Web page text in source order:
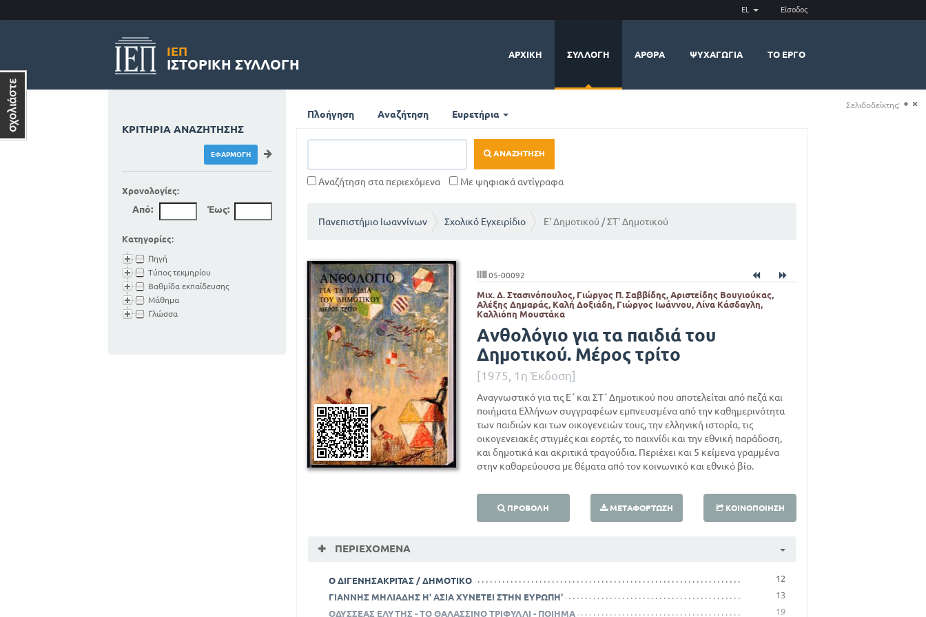
EL Είσοδος
ΙΕΠ
ΙΣΤΟΡΙΚΉ ΣΥΛΛΟΓΉ
ΑΡΧΙΚΉ ΣΥΛΛΟΓΉ ΆΡΘΡΑ ΨΥΧΑΓΩΓΊΑ ΤΟ ΈΡΓΟ
Πλοήγηση Αναζήτηση Ευρετήρια
ΑΝΑΖΉΤΗΣΗ
Αναζήτηση στα περιεχόμενα Με ψηφιακά αντίγραφα
Πανεπιστήμιο Ιωαννίνων Σχολικό Εγχειρίδιο Ε' Δημοτικού / ΣΤ' Δημοτικού
05-00092
Μιχ. Δ. Στασινόπουλος, Γιώργος Π. Σαββίδης, Αριστείδης Βουγιούκας,
Αλέξης Δημαράς, Καλή Δοξιάδη, Γιώργος Ιωάννου, Λίνα Κάσδαγλη,
Καλλιόπη Μουστάκα
Ανθολόγιο για τα παιδιά του
Δημοτικού. Μέρος τρίτο
[1975, 1η Έκδοση]
Αναγνωστικό για τις Ε΄ και ΣΤ΄ Δημοτικού που αποτελείται από πεζά και
ποιήματα Ελλήνων συγγραφέων εμπνευσμένα από την καθημερινότητα
των παιδιών και των οικογενειών τους, την ελληνική ιστορία, τις
οικογενειακές στιγμές και εορτές, το παιχνίδι και την εθνική παράδοση,
και δημοτικά και ακριτικά τραγούδια. Περιέχει και 5 κείμενα γραμμένα
στην καθαρεύουσα με θέματα από τον κοινωνικό και εθνικό βίο.
ΠΡΟΒΟΛΉ ΜΕΤΑΦΌΡΤΩΣΗ ΚΟΙΝΟΠΟΊΗΣΗ
ΠΕΡΙΕΧΌΜΕΝΑ
Ο ΔΙΓΕΝΗΣΑΚΡΙΤΑΣ / ΔΗΜΟΤΙΚΟ
12
ΓΙΑΝΝΗΣ ΜΗΛΙΑΔΗΣ Η' ΑΣΙΑ ΧΥΝΕΤΕΙ ΣΤΗΝ ΕΥΡΩΠΗ'
13
ΟΔΥΣΣΕΑΣ ΕΛΥΤΗΣ - ΤΟ ΘΑΛΑΣΣΙΝΟ ΤΡΙΦΥΛΛΙ - ΠΟΙΗΜΑ
19
ΚΡΙΤΉΡΙΑ ΑΝΑΖΉΤΗΣΗΣ
Χρονολογίες:
Από: Έως:
Κατηγορίες:
Πηγή
Τύπος τεκμηρίου
Βαθμίδα εκπαίδευσης
Μάθημα
Γλώσσα
Σελιδοδείκτης: